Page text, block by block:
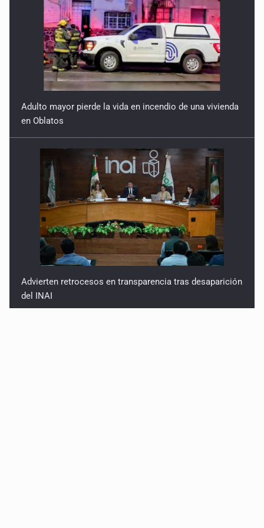
Adulto mayor pierde la vida en incendio de una vivienda
en Oblatos
Advierten retrocesos en transparencia tras desaparición
del INAI